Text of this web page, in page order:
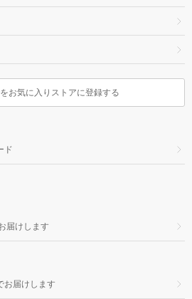
お気に入りストアに登録する
ド
届けします
お届けします